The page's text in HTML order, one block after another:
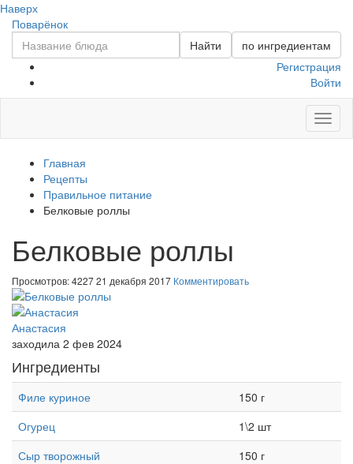
Наверх
Поварёнок
Найти
по ингредиентам
Регистрация
Войти
Главная
Рецепты
Правильное питание
Белковые роллы
Белковые роллы
Просмотров: 422721 декабря 2017 Комментировать
Анастасия
заходила 2 фев 2024
Ингредиенты
Филе куриное
150 г
Огурец
1\2 шт
Сыр творожный
150 г